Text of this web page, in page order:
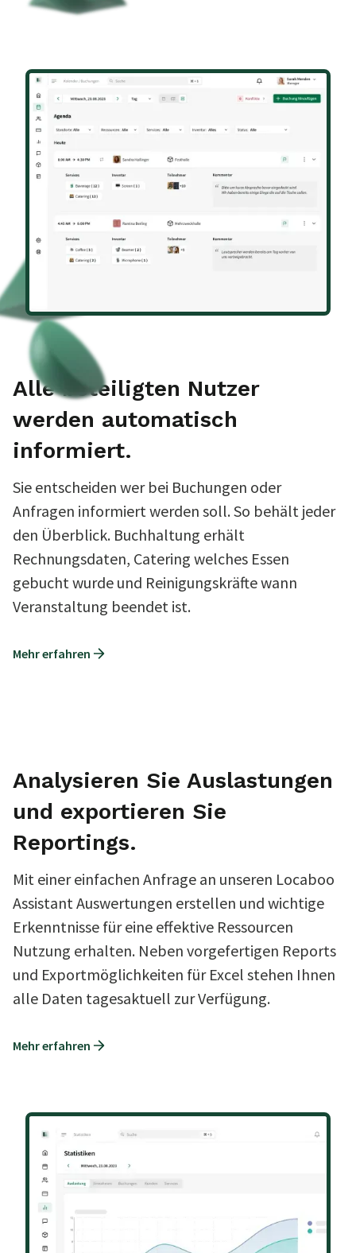
Alle beteiligten Nutzer
werden automatisch
informiert.
Sie entscheiden wer bei Buchungen oder
Anfragen informiert werden soll. So behält jeder
den Überblick. Buchhaltung erhält
Rechnungsdaten, Catering welches Essen
gebucht wurde und Reinigungskräfte wann
Veranstaltung beendet ist.
Mehr erfahren
Analysieren Sie Auslastungen
und exportieren Sie
Reportings.
Mit einer einfachen Anfrage an unseren Locaboo
Assistant Auswertungen erstellen und wichtige
Erkenntnisse für eine effektive Ressourcen
Nutzung erhalten. Neben vorgefertigen Reports
und Exportmöglichkeiten für Excel stehen Ihnen
alle Daten tagesaktuell zur Verfügung.
Mehr erfahren